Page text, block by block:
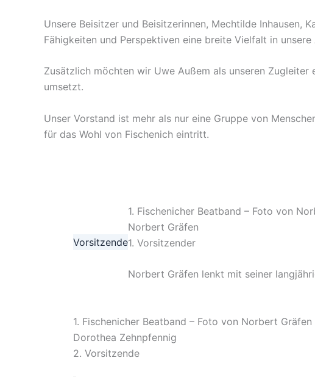
Unsere Beisitzer und Beisitzerinnen, Mechtilde Inhausen,
Fähigkeiten und Perspektiven eine breite Vielfalt in
Zusätzlich möchten wir Uwe Außem als unseren
umsetzt.
Unser Vorstand ist mehr als nur eine Gruppe von
für das Wohl von Fischenich eintritt.
Vorsitzende
1. Fischenicher Beatband – Foto von
Norbert Gräfen
1. Vorsitzender
Norbert Gräfen lenkt mit seiner
1. Fischenicher Beatband – Foto von Norbert Gräfen
Dorothea Zehnpfennig
2. Vorsitzende